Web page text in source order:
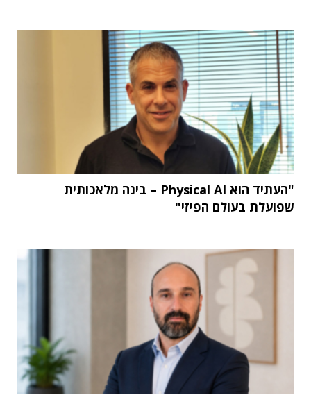
"העתיד הוא Physical AI – בינה מלאכותית
שפועלת בעולם הפיזי"